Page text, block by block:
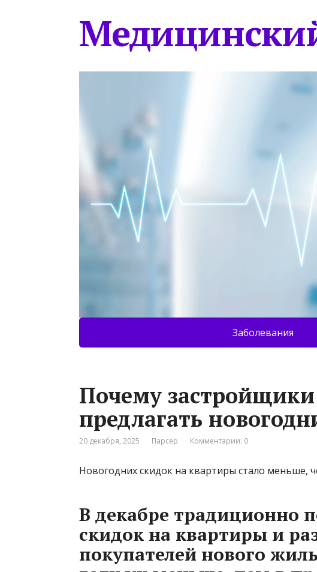
Заболевания
Почему
предлагать
20 декабря, 2025 Парсер Комментарии: 0
Новогодних скидок на квартиры стало меньше,
В декабре традиционно
скидок на квартиры и
покупателей нового